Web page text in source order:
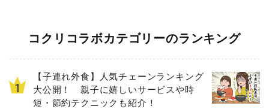
コクリコラボカテゴリーのランキング
【子連れ外食】人気チェーンランキング
大公開！ 親子に嬉しいサービスや時
短・節約テクニックも紹介！